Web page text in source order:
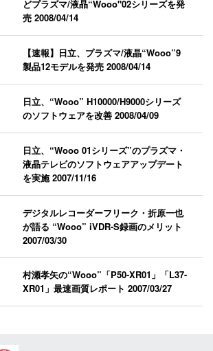
どプラズマ/液晶“Wooo"02シリーズを発
売2008/04/14
【速報】日立、プラズマ/液晶“Wooo”9
製品12モデルを発売2008/04/14
日立、“Wooo” H10000/H9000シリーズ
のソフトウェアを改善2008/04/09
日立、“Wooo 01シリーズ”のプラズマ・
液晶テレビのソフトウェアアップデート
を実施2007/11/16
デジタルレコーダーフリーク・折原一也
が語る “Wooo” iVDR-S録画のメリット
2007/03/30
村瀬孝矢の“Wooo”「P50-XR01」「L37-
XR01」最速画質レポート2007/03/27